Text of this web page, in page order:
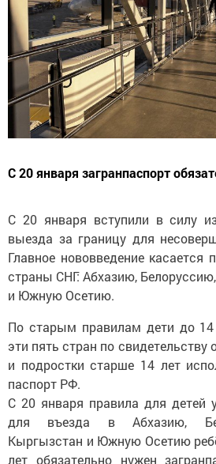
С 20 января загранпаспорт
С 20 января вступили в силу
выезда за границу для
Главное нововведение касается
страны СНГ: Абхазию,
и Южную Осетию.
По старым правилам дети до
эти пять стран по
и подростки старше 14 лет
паспорт РФ.
С 20 января правила для детей
для въезда в Абхазию,
Кыргызстан и Южную Осетию
лет обязательно нужен